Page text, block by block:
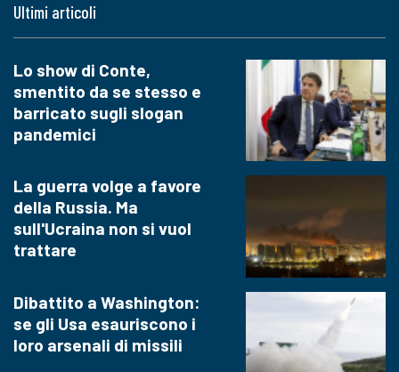
Ultimi articoli
Lo show di Conte,
smentito da se stesso e
barricato sugli slogan
pandemici
La guerra volge a favore
della Russia. Ma
sull'Ucraina non si vuol
trattare
Dibattito a Washington:
se gli Usa esauriscono i
loro arsenali di missili